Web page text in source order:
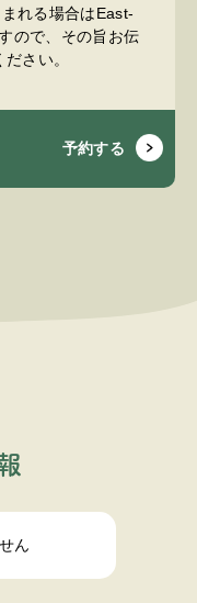
れる場合はEast-
ので、その旨お伝
さい。
予約する
ん